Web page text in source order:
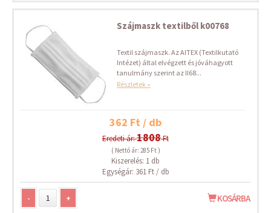
Szájmaszk textilből k00768
Textil szájmaszk. Az AITEX (Textilkutató
Intézet) által elvégzett és jóváhagyott
tanulmány szerint az II68...
Részletek »
362 Ft / db
Eredeti ár:1808Ft
( Nettó ár: 285 Ft )
Kiszerelés: 1 db
Egységár: 361 Ft / db
- + KOSÁRBA